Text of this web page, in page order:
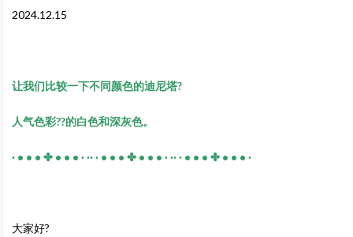
2024.12.15
让我们比较一下不同颜色的迪尼塔?
人气色彩??的白色和深灰色。
· • • • ✤ • • • · ·· · • • • ✤ • • • · ·· · • • • ✤ • • • ·
大家好?